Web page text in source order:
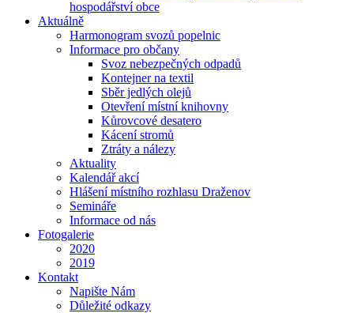
hospodářství obce
Aktuálně
Harmonogram svozů popelnic
Informace pro občany
Svoz nebezpečných odpadů
Kontejner na textil
Sběr jedlých olejů
Otevření místní knihovny
Kůrovcové desatero
Kácení stromů
Ztráty a nálezy
Aktuality
Kalendář akcí
Hlášení místního rozhlasu Draženov
Semináře
Informace od nás
Fotogalerie
2020
2019
Kontakt
Napište Nám
Důležité odkazy